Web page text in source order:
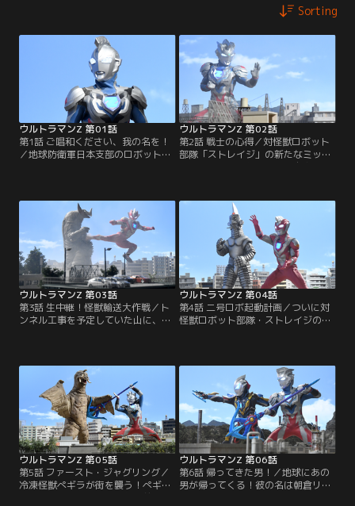
Sorting
ウルトラマンZ 第01話
第1話 ご唱和ください、我の名を！
／地球防衛軍日本支部のロボット部
新たなウルトラヒーローが舞い降り
る！その名はウルトラマンゼット。
ウルトラマンゼロの弟子を名乗る熱
血漢だ。凶暴宇宙鮫ゲネガーグの攻
撃の前に窮地に陥った彼らが一つに
なる時…。
ウルトラマンZ 第02話
第2話 戦士の心得／対怪獣ロボット
部隊「ストレイジ」の新たなミッシ
ョン。それは電気を餌にし自在に姿
み立ち向かうも、電気を奪われ苦戦
するハルキ。ストレイジはネロンガ
を倒すための新たなる作戦を立案す
る！果たしてハルキは、そしてウル
トラマンゼットは、この難敵を攻略
することができるのか！？
ウルトラマンZ 第03話
第3話 生中継！怪獣輸送大作戦／ト
ンネル工事を予定していた山に、生
ジの大作戦が開始される！しかし突
然ゴモラが目を覚まし、大パニック
に！超パワーで迫りくるゴモラに、
大苦戦するウルトラマンゼットだ
が、そこへ新たな力が思わぬ形で舞
い込んで……！？
ウルトラマンZ 第04話
第4話 二号ロボ起動計画／ついに対
怪獣ロボット部隊・ストレイジの新
い。そんな中、地底怪獣テレスドン
が地上で大暴れ！さらに謎の力でテ
レスドンがパワーアップしてしま
う！ストレイジ、そしてウルトラマ
ンゼットは果たしてこの危機を乗り
越えることができるのか！？
ウルトラマンZ 第05話
第5話 ファースト・ジャグリング／
冷凍怪獣ぺギラが街を襲う！ぺギラ
が吐き出すすさまじい冷気の前には
ウルトラマンZ 第06話
第6話 帰ってきた男！／地球にあの
男が帰ってくる！彼の名は朝倉リク